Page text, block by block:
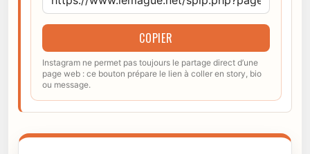
COPIER
Instagram ne permet pas toujours le partage direct d’une
page web : ce bouton prépare le lien à coller en story, bio
ou message.